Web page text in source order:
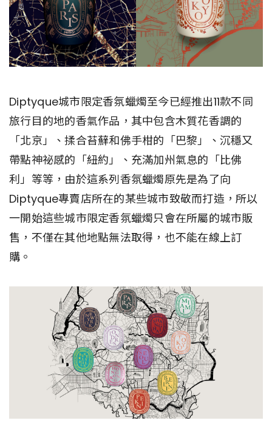
Diptyque城市限定香氛蠟燭至今已經推出11款不同
旅行目的地的香氣作品，其中包含木質花香調的
「北京」、揉合苔蘚和佛手柑的「巴黎」、沉穩又
帶點神祕感的「紐約」、充滿加州氣息的「比佛
利」等等，由於這系列香氛蠟燭原先是為了向
Diptyque專賣店所在的某些城市致敬而打造，所以
一開始這些城市限定香氛蠟燭只會在所屬的城市販
售，不僅在其他地點無法取得，也不能在線上訂
購。